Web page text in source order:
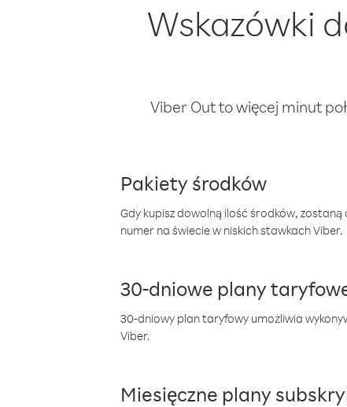
Wskazówki
Viber Out to więcej minut
Pakiety środków
Gdy kupisz dowolną ilość środków,
numer na świecie w niskich stawkach Viber.
30-dniowe plany
30-dniowy plan taryfowy umożliwia
Viber.
Miesięczne plany